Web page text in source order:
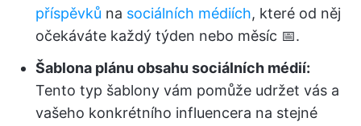
příspěvků na sociálních médiích, které od něj
očekáváte každý týden nebo měsíc 📅.
Šablona plánu obsahu sociálních médií:
Tento typ šablony vám pomůže udržet vás a
vašeho konkrétního influencera na stejné